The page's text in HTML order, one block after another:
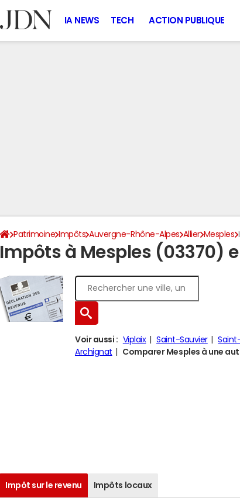
IA NEWS TECH ACTION PUBLIQUE
Patrimoine Impôts Auvergne-Rhône-Alpes Allier Mesples
Impôts à Mesples (03370)
Voir aussi : Viplaix Saint-Sauvier
Archignat
Comparer Mesples à une
Impôt sur le revenu Impôts locaux